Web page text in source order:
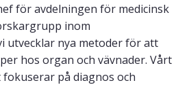
för avdelningen för medicinsk
inom
utvecklar nya metoder för att
hos organ och vävnader. Vårt
på diagnos och